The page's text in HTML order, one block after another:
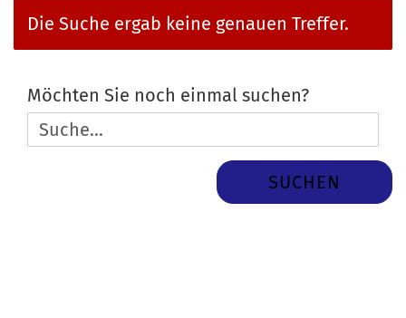
Die Suche ergab keine genauen Treffer.
MÖCHTEN
SIE
NOCH
Möchten Sie noch einmal suchen?
SUCHEN